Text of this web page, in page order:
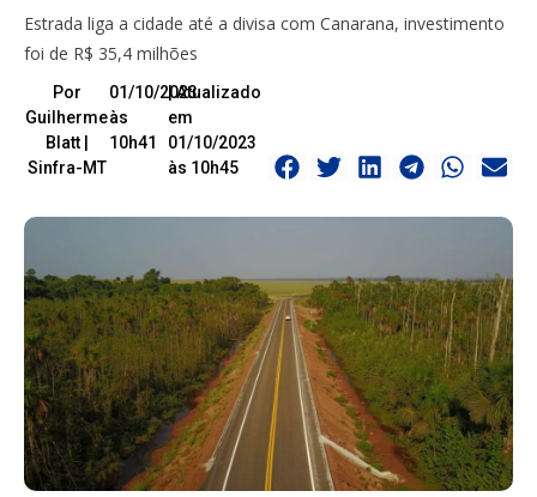
Estrada liga a cidade até a divisa com Canarana, investimento
foi de R$ 35,4 milhões
Por
Guilherme
Blatt |
Sinfra-MT
01/10/2023
às
10h41
| Atualizado
em
01/10/2023
às 10h45